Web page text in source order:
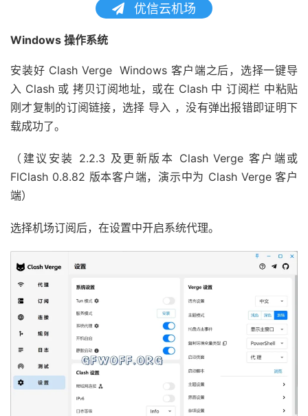
优信云机场
Windows 操作系统
安装好 Clash Verge Windows 客户端之后，选择一键导
入 Clash 或 拷贝订阅地址，或在 Clash 中 订阅栏 中粘贴
刚才复制的订阅链接，选择 导入 ，没有弹出报错即证明下
载成功了。
（建议安装 2.2.3 及更新版本 Clash Verge 客户端或
FlClash 0.8.82 版本客户端，演示中为 Clash Verge 客户
端）
选择机场订阅后，在设置中开启系统代理。